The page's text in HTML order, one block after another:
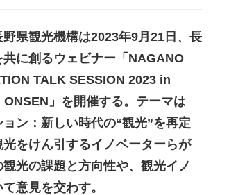
県観光機構は2023年9月21日、長
に創るウェビナー「NAGANO
TALK SESSION 2023 in
」を開催する。テーマは
ョン：新しい時代の“観光”を再定
をけん引するイノベーターらが
光の課題と方向性や、観光イノ
意見を交わす。